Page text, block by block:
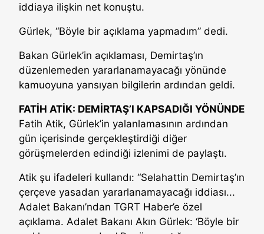
iddiaya ilişkin net konuştu.
Gürlek, “Böyle bir açıklama yapmadım” dedi.
Bakan Gürlek’in açıklaması, Demirtaş’ın
düzenlemeden yararlanamayacağı yönünde
kamuoyuna yansıyan bilgilerin ardından geldi.
FATİH ATİK: DEMİRTAŞ’I KAPSADIĞI YÖNÜNDE
Fatih Atik, Gürlek’in yalanlamasının ardından
gün içerisinde gerçekleştirdiği diğer
görüşmelerden edindiği izlenimi de paylaştı.
Atik şu ifadeleri kullandı: “Selahattin Demirtaş’ın
çerçeve yasadan yararlanamayacağı iddiası...
Adalet Bakanı’ndan TGRT Haber’e özel
açıklama. Adalet Bakanı Akın Gürlek: ‘Böyle bir